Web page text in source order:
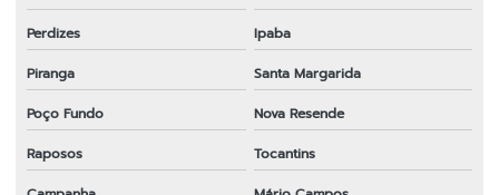
Perdizes
Ipaba
Piranga
Santa Margarida
Poço Fundo
Nova Resende
Raposos
Tocantins